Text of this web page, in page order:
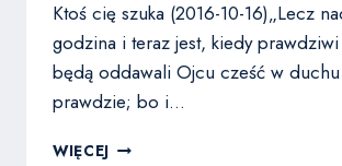
Ktoś cię szuka (2016-10-16)„Lecz
godzina i teraz jest, kiedy
będą oddawali Ojcu cześć w
prawdzie; bo i…
WIĘCEJ MAREK